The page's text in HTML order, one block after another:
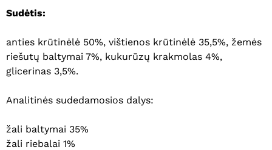
Sudėtis:
anties krūtinėlė 50%, vištienos krūtinėlė 35,5%, žemės
riešutų baltymai 7%, kukurūzų krakmolas 4%,
glicerinas 3,5%.
Analitinės sudedamosios dalys:
žali baltymai 35%
žali riebalai 1%